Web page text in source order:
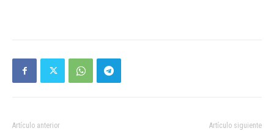
Artículo anterior Artículo siguiente